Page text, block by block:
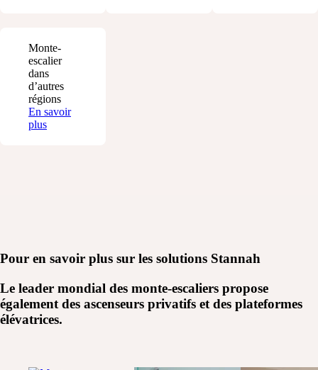
Monte-
escalier
dans
d’autres
régions
En savoir
plus
Pour en savoir plus sur les solutions Stannah
Le leader mondial des monte-escaliers propose
également des ascenseurs privatifs et des plateformes
élévatrices.